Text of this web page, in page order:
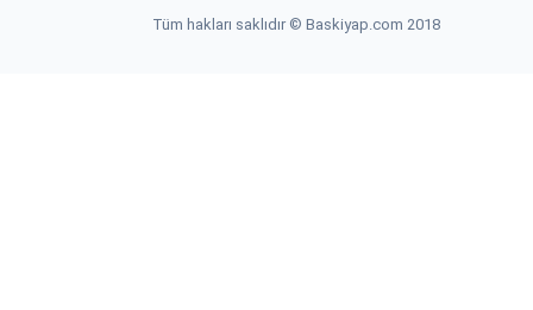
Tüm hakları saklıdır © Baskiyap.com 2018